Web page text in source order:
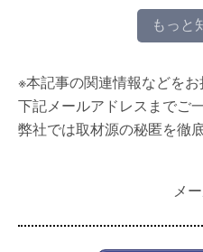
もっと
※本記事の関連情報などを
下記メールアドレスまでご
弊社では取材源の秘匿を徹
メ